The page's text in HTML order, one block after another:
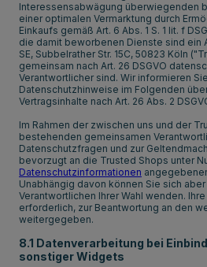
Interessensabwägung überwiegenden
einer optimalen Vermarktung durch
Einkaufs gemäß Art. 6 Abs. 1 S. 1 lit. f
die damit beworbenen Dienste sind ein
SE, Subbelrather Str. 15C, 50823 Köln
gemeinsam nach Art. 26 DSGVO
Verantwortlicher sind. Wir informieren
Datenschutzhinweise im Folgenden
Vertragsinhalte nach Art. 26 Abs. 2
Im Rahmen der zwischen uns und der
bestehenden gemeinsamen
Datenschutzfragen und zur
bevorzugt an die Trusted Shops unter
Datenschutzinformationen
Unabhängig davon können Sie sich
Verantwortlichen Ihrer Wahl wenden.
erforderlich, zur Beantwortung an den
weitergegeben.
8.1 Datenverarbeitung bei
sonstiger Widgets